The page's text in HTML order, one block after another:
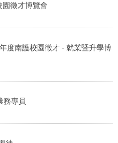
徵才博覽會
度南護校園徵才 - 就業暨升學博
務專員